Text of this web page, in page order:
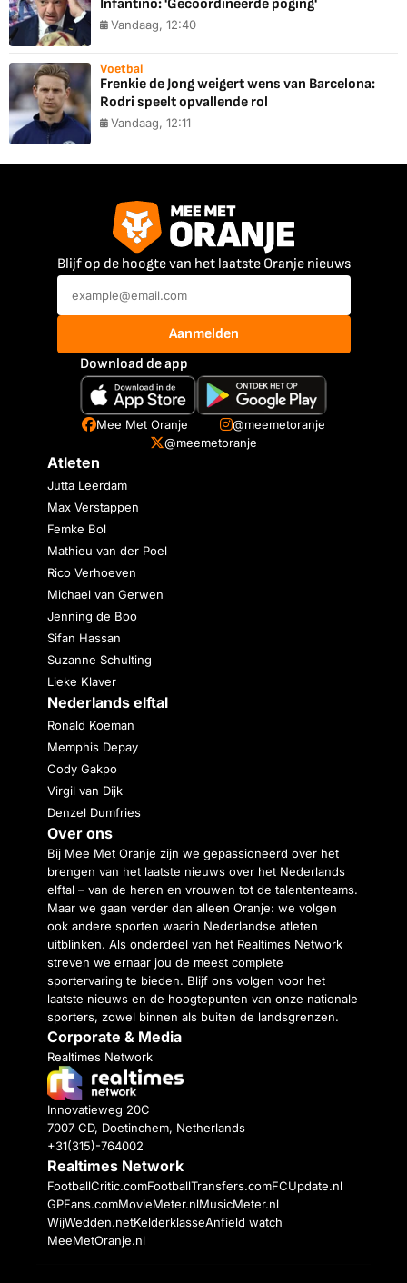
Infantino: 'Gecoördineerde poging'
Vandaag, 12:40
Voetbal
Frenkie de Jong weigert wens van Barcelona:
Rodri speelt opvallende rol
Vandaag, 12:11
Blijf op de hoogte van het laatste Oranje nieuws
Aanmelden
Download de app
Mee Met Oranje
@meemetoranje
@meemetoranje
Atleten
Jutta Leerdam
Max Verstappen
Femke Bol
Mathieu van der Poel
Rico Verhoeven
Michael van Gerwen
Jenning de Boo
Sifan Hassan
Suzanne Schulting
Lieke Klaver
Nederlands elftal
Ronald Koeman
Memphis Depay
Cody Gakpo
Virgil van Dijk
Denzel Dumfries
Over ons
Bij Mee Met Oranje zijn we gepassioneerd over het
brengen van het laatste nieuws over het Nederlands
elftal – van de heren en vrouwen tot de talententeams.
Maar we gaan verder dan alleen Oranje: we volgen
ook andere sporten waarin Nederlandse atleten
uitblinken. Als onderdeel van het Realtimes Network
streven we ernaar jou de meest complete
sportervaring te bieden. Blijf ons volgen voor het
laatste nieuws en de hoogtepunten van onze nationale
sporters, zowel binnen als buiten de landsgrenzen.
Corporate & Media
Realtimes Network
Innovatieweg 20C
7007 CD, Doetinchem, Netherlands
+31(315)-764002
Realtimes Network
FootballCritic.comFootballTransfers.comFCUpdate.nl
GPFans.comMovieMeter.nlMusicMeter.nl
WijWedden.netKelderklasseAnfield watch
MeeMetOranje.nl